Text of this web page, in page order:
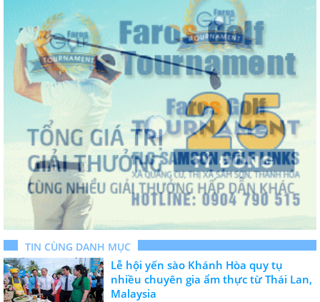
TIN CÙNG DANH MỤC
Lễ hội yến sào Khánh Hòa quy tụ
nhiều chuyên gia ẩm thực từ Thái Lan,
Malaysia